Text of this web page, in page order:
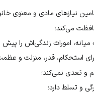
نیازهای مادی و معنوی
می‏‌کند؛
میانه، امورات زندگی‏‌اش را پیش
استحکام، قدر، منزلت و
و تعدی نمی‏‌کند؛
و تسلط دارد؛